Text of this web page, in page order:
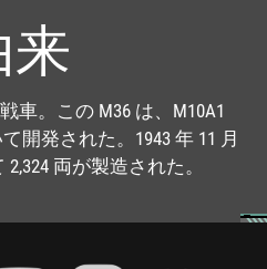
来
車。この M36 は、M10A1
開発された。1943 年 11 月
両が製造された。